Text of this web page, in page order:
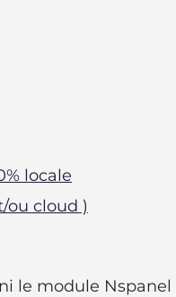
locale
ou cloud )
le module